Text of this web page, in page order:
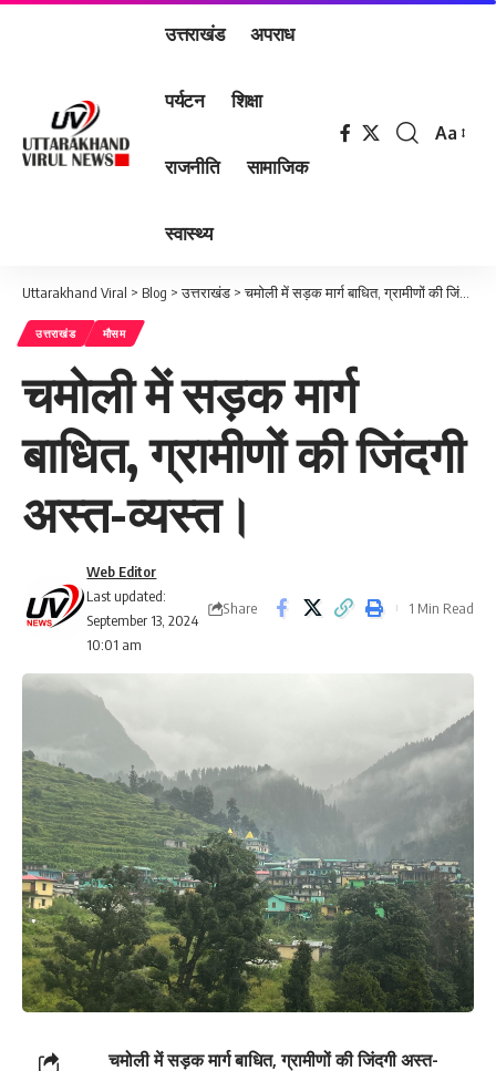
उत्तराखंड अपराध
पर्यटन शिक्षा
राजनीति सामाजिक
स्वास्थ्य
Font
Aa
Uttarakhand Viral > Blog >उत्तराखंड >चमोली में सड़क मार्ग बाधित, ग्रामीणों की जिंदगी अस्त-व्यस्त।
उत्तराखंड मौसम
चमोली में सड़क मार्ग
बाधित, ग्रामीणों की जिंदगी
अस्त-व्यस्त।
Last updated:
September 13, 2024
10:01 am
Web Editor
Share 1 Min Read
चमोली में सड़क मार्ग बाधित, ग्रामीणों की जिंदगी अस्त-